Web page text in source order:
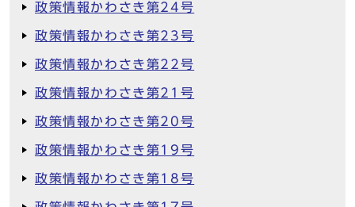
政策情報かわさき第24号
政策情報かわさき第23号
政策情報かわさき第22号
政策情報かわさき第21号
政策情報かわさき第20号
政策情報かわさき第19号
政策情報かわさき第18号